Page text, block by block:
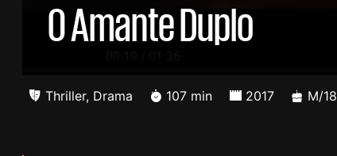
O Amante Duplo
Thriller, Drama 107 min 2017 M/18